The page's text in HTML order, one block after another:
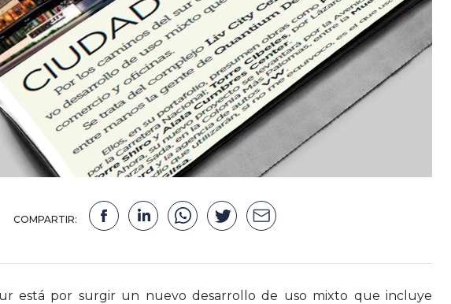
COMPARTIR:
está por surgir un nuevo desarrollo de uso mixto que incluye